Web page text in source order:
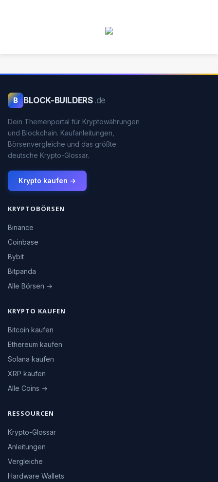
B BLOCK-BUILDERS .de
Dein Themenportal für Kryptowährungen
und Blockchain. Kaufanleitungen,
Börsenvergleiche und das größte
deutsche Krypto-Glossar.
Krypto kaufen →
KRYPTOBÖRSEN
Binance
Coinbase
Bybit
Bitpanda
Alle Börsen →
KRYPTO KAUFEN
Bitcoin kaufen
Ethereum kaufen
Solana kaufen
XRP kaufen
Alle Coins →
RESSOURCEN
Krypto-Glossar
Anleitungen
Vergleiche
Hardware Wallets